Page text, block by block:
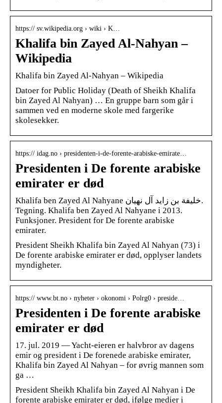
https:// sv.wikipedia.org › wiki › K…
Khalifa bin Zayed Al-Nahyan –
Wikipedia
Khalifa bin Zayed Al-Nahyan – Wikipedia
Datoer for Public Holiday (Death of Sheikh Khalifa
bin Zayed Al Nahyan) … En gruppe barn som går i
sammen ved en moderne skole med fargerike
skolesekker.
https:// idag.no › presidenten-i-de-forente-arabiske-emirate…
Presidenten i De forente arabiske
emirater er død
Khalifa ben Zayed Al Nahyane خليفة بن زايد آل نهيان.
Tegning. Khalifa ben Zayed Al Nahyane i 2013.
Funksjoner. President for De forente arabiske
emirater.
President Sheikh Khalifa bin Zayed Al Nahyan (73) i
De forente arabiske emirater er død, opplyser landets
myndigheter.
https:// www.bt.no › nyheter › okonomi › Polrg0 › preside…
Presidenten i De forente arabiske
emirater er død
17. jul. 2019 — Yacht-eieren er halvbror av dagens
emir og president i De forenede arabiske emirater,
Khalifa bin Zayed Al Nahyan – for øvrig mannen som
ga …
President Sheikh Khalifa bin Zayed Al Nahyan i De
forente arabiske emirater er død, ifølge medier i